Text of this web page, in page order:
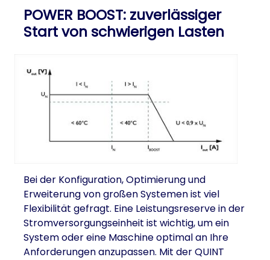
POWER BOOST: zuverlässiger
Start von schwierigen Lasten
Bei der Konfiguration, Optimierung und
Erweiterung von großen Systemen ist viel
Flexibilität gefragt. Eine Leistungsreserve in der
Stromversorgungseinheit ist wichtig, um ein
System oder eine Maschine optimal an Ihre
Anforderungen anzupassen. Mit der QUINT